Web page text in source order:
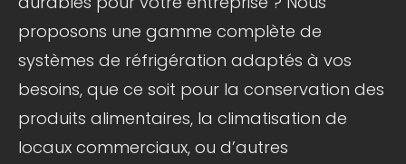
proposons une gamme complète de
systèmes de réfrigération adaptés à vos
besoins, que ce soit pour la conservation des
produits alimentaires, la climatisation de
locaux commerciaux, ou d’autres